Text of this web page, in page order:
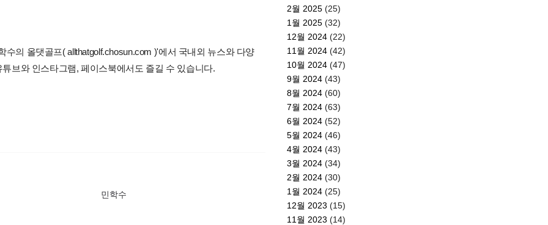
수의 올댓골프( allthatgolf.chosun.com )'에서 국내외 뉴스와 다양
브와 인스타그램, 페이스북에서도 즐길 수 있습니다.
민학수
2월 2025 (25)
1월 2025 (32)
12월 2024 (22)
11월 2024 (42)
10월 2024 (47)
9월 2024 (43)
8월 2024 (60)
7월 2024 (63)
6월 2024 (52)
5월 2024 (46)
4월 2024 (43)
3월 2024 (34)
2월 2024 (30)
1월 2024 (25)
12월 2023 (15)
11월 2023 (14)